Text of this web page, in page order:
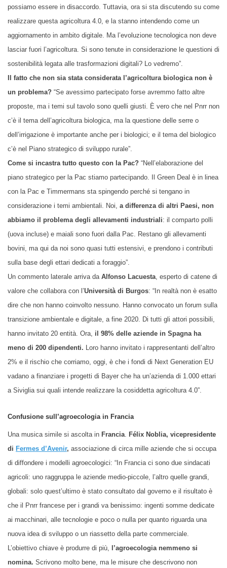
possiamo essere in disaccordo. Tuttavia, ora si sta discutendo su come
realizzare questa agricoltura 4.0, e la stanno intendendo come un
aggiornamento in ambito digitale. Ma l’evoluzione tecnologica non deve
lasciar fuori l’agricoltura. Si sono tenute in considerazione le questioni di
sostenibilità legata alle trasformazioni digitali? Lo vedremo”.
Il fatto che non sia stata considerata l’agricoltura biologica non è
un problema? “Se avessimo partecipato forse avremmo fatto altre
proposte, ma i temi sul tavolo sono quelli giusti. È vero che nel Pnrr non
c’è il tema dell’agricoltura biologica, ma la questione delle serre o
dell’irrigazione è importante anche per i biologici; e il tema del biologico
c’è nel Piano strategico di sviluppo rurale”.
Come si incastra tutto questo con la Pac? “Nell’elaborazione del
piano strategico per la Pac stiamo partecipando. Il Green Deal è in linea
con la Pac e Timmermans sta spingendo perché si tengano in
considerazione i temi ambientali. Noi, a differenza di altri Paesi, non
abbiamo il problema degli allevamenti industriali: il comparto polli
(uova incluse) e maiali sono fuori dalla Pac. Restano gli allevamenti
bovini, ma qui da noi sono quasi tutti estensivi, e prendono i contributi
sulla base degli ettari dedicati a foraggio”.
Un commento laterale arriva da Alfonso Lacuesta , esperto di catene di
valore che collabora con l’Università di Burgos: “In realtà non è esatto
dire che non hanno coinvolto nessuno. Hanno convocato un forum sulla
transizione ambientale e digitale, a fine 2020. Di tutti gli attori possibili,
hanno invitato 20 entità. Ora, il 98% delle aziende in Spagna ha
meno di 200 dipendenti.
Loro hanno invitato i rappresentanti dell’altro
2% e il rischio che corriamo, oggi, è che i fondi di Next Generation EU
vadano a finanziare i progetti di Bayer che ha un’azienda di 1.000 ettari
a Siviglia sui quali intende realizzare la cosiddetta agricoltura 4.0”.
Confusione sull’agroecologia in Francia
Una musica simile si ascolta in Francia
Félix Noblia, vicepresidente
di Fermes d’Avenir, associazione di circa mille aziende che si occupa
di diffondere i modelli agroecologici: “In Francia ci sono due sindacati
agricoli: uno raggruppa le aziende medio-piccole, l’altro quelle grandi,
globali: solo quest’ultimo è stato consultato dal governo e il risultato è
che il Pnrr francese per i grandi va benissimo: ingenti somme dedicate
ai macchinari, alle tecnologie e poco o nulla per quanto riguarda una
nuova idea di sviluppo o un riassetto della parte commerciale.
L’obiettivo chiave è produrre di più,
l’agroecologia nemmeno si
nomina. Scrivono molto bene, ma le misure che descrivono non